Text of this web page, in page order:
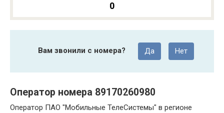
0
Вам звонили с номера? Да Нет
Оператор номера 89170260980
Оператор ПАО "Мобильные ТелеСистемы" в регионе